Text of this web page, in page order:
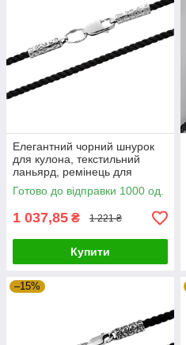
Елегантний чорний шнурок
для кулона, текстильний
ланьярд, ремінець для
підвіски із срібною застібкою
Готово до відправки 1000 од.
1 037,85 ₴ 1 221 ₴
Купити
–15%